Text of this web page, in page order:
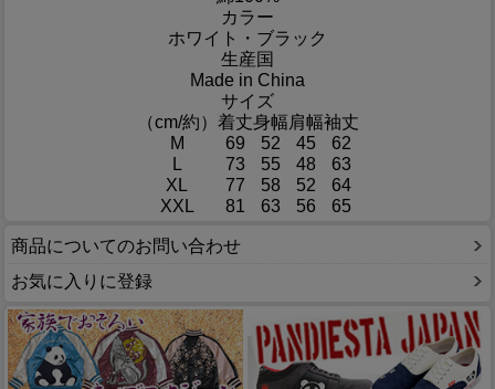
カラー
ホワイト・ブラック
生産国
Made in China
サイズ
（cm/約） 着丈身幅肩幅袖丈
M
69 52 45
62
L
73 55 48
63
XL
77 58 52
64
XXL
81 63 56 65
商品についてのお問い合わせ
お気に入りに登録